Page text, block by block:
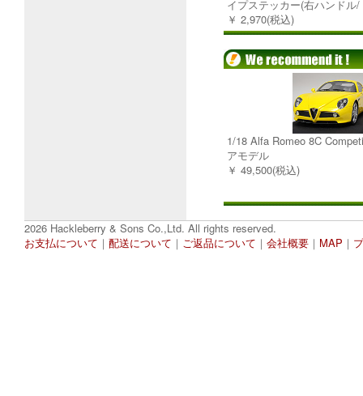
イプステッカー(右ハンドル
￥ 2,970(税込)
1/18 Alfa Romeo 8C
アモデル
￥ 49,500(税込)
2026 Hackleberry & Sons Co.,Ltd. All rights reserved.
お支払について ｜ 配送について ｜ ご返品について ｜ 会社概要 ｜ MAP ｜